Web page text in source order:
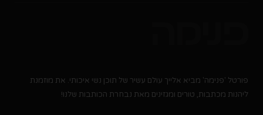
פורטל 'פנימה' מביא אלייך עולם עשיר של תוכן נשי איכותי. את מוזמנת
ליהנות מכתבות, טורים ומגזינים מאת נבחרת הכותבות שלנו!